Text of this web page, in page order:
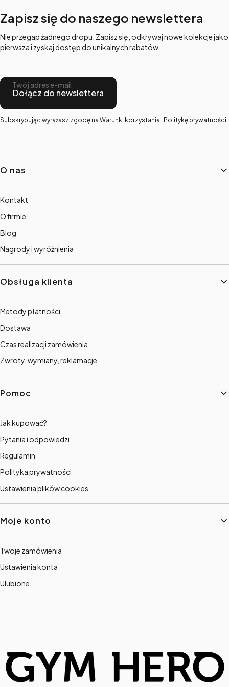
Zapisz się do naszego newslettera
Nie przegap żadnego dropu. Zapisz się, odkrywaj nowe kolekcje jako
pierwsza i zyskaj dostęp do unikalnych rabatów.
Twój adres e-mail
Dołącz do newslettera
Subskrybując wyrażasz zgodę na Warunki korzystania i Politykę prywatności.
Linki w stopce
O nas
Kontakt
O firmie
Blog
Nagrody i wyróżnienia
Obsługa klienta
Metody płatności
Dostawa
Czas realizacji zamówienia
Zwroty, wymiany, reklamacje
Pomoc
Jak kupować?
Pytania i odpowiedzi
Regulamin
Polityka prywatności
Ustawienia plików cookies
Moje konto
Twoje zamówienia
Ustawienia konta
Ulubione